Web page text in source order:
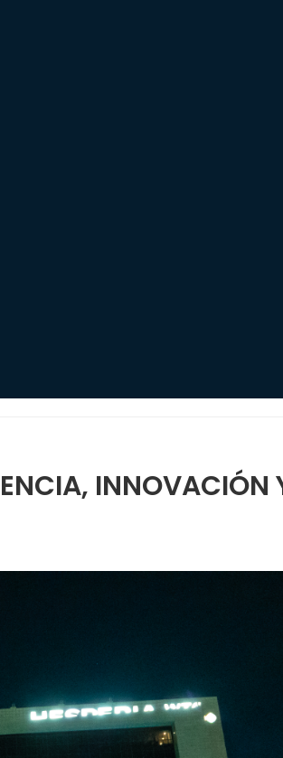
INNOVACIÓN